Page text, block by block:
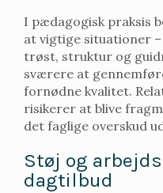
I pædagogisk praksis
at vigtige situationer
trøst, struktur og
sværere at
fornødne kvalitet.
risikerer at blive
det faglige overskud
Støj og
dagtilbud